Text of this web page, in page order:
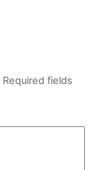
Required fields